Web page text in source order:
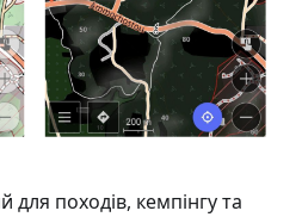
походів, кемпінгу та